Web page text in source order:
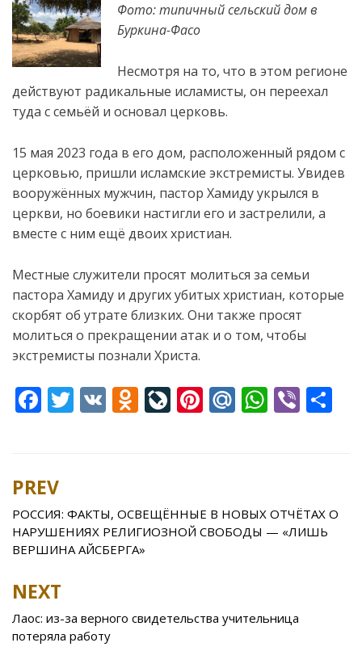
Фото: типичный сельский дом в
Буркина-Фасо
Несмотря на то, что в этом регионе
действуют радикальные исламисты, он переехал
туда с семьёй и основал церковь.
15 мая 2023 года в его дом, расположенный рядом с
церковью, пришли исламские экстремисты. Увидев
вооружённых мужчин, пастор Хамиду укрылся в
церкви, но боевики настигли его и застрелили, а
вместе с ним ещё двоих христиан.
Местные служители просят молиться за семьи
пастора Хамиду и других убитых христиан, которые
скорбят об утрате близких. Они также просят
молиться о прекращении атак и о том, чтобы
экстремисты познали Христа.
F
b
o
o
k
T V O
kl
as
s
Li
u
r
Pi
st
M
u
W
A
p
Vi
Post
navigation
PREV
РОССИЯ: ФАКТЫ, ОСВЕЩЁННЫЕ В НОВЫХ ОТЧЁТАХ О
НАРУШЕНИЯХ РЕЛИГИОЗНОЙ СВОБОДЫ — «ЛИШЬ
ВЕРШИНА АЙСБЕРГА»
NEXT
Лаос: из-за верного свидетельства учительница
потеряла работу